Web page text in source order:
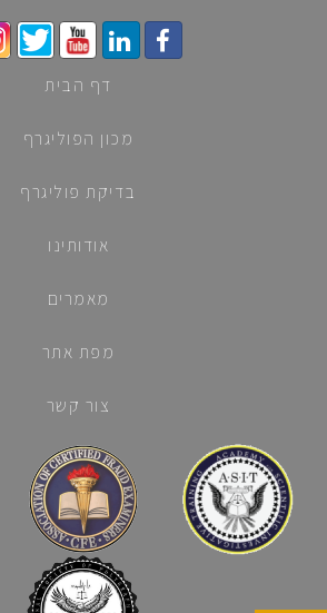
דף הבית
מכון הפוליגרף
בדיקת פוליגרף
אודותינו
מאמרים
מפת אתר
צור קשר